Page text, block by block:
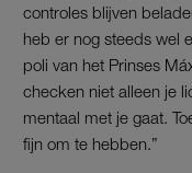
controles blijven
heb er nog steeds wel
poli van het Prinses
checken niet alleen je
mentaal met je gaat.
fijn om te hebben.”